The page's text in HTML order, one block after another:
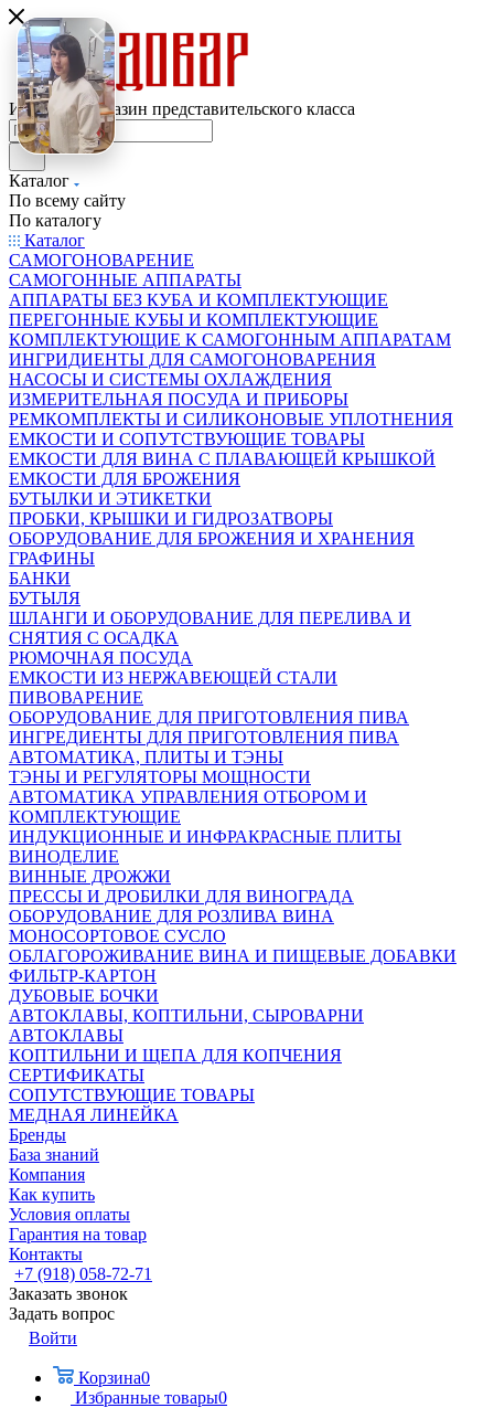
Интернет-магазин представительского класса
Каталог
По всему сайту
По каталогу
Каталог
САМОГОНОВАРЕНИЕ
САМОГОННЫЕ АППАРАТЫ
АППАРАТЫ БЕЗ КУБА И КОМПЛЕКТУЮЩИЕ
ПЕРЕГОННЫЕ КУБЫ И КОМПЛЕКТУЮЩИЕ
КОМПЛЕКТУЮЩИЕ К САМОГОННЫМ АППАРАТАМ
ИНГРИДИЕНТЫ ДЛЯ САМОГОНОВАРЕНИЯ
НАСОСЫ И СИСТЕМЫ ОХЛАЖДЕНИЯ
ИЗМЕРИТЕЛЬНАЯ ПОСУДА И ПРИБОРЫ
РЕМКОМПЛЕКТЫ И СИЛИКОНОВЫЕ УПЛОТНЕНИЯ
ЕМКОСТИ И СОПУТСТВУЮЩИЕ ТОВАРЫ
ЕМКОСТИ ДЛЯ ВИНА С ПЛАВАЮЩЕЙ КРЫШКОЙ
ЕМКОСТИ ДЛЯ БРОЖЕНИЯ
БУТЫЛКИ И ЭТИКЕТКИ
ПРОБКИ, КРЫШКИ И ГИДРОЗАТВОРЫ
ОБОРУДОВАНИЕ ДЛЯ БРОЖЕНИЯ И ХРАНЕНИЯ
ГРАФИНЫ
БАНКИ
БУТЫЛЯ
ШЛАНГИ И ОБОРУДОВАНИЕ ДЛЯ ПЕРЕЛИВА И
СНЯТИЯ С ОСАДКА
РЮМОЧНАЯ ПОСУДА
ЕМКОСТИ ИЗ НЕРЖАВЕЮЩЕЙ СТАЛИ
ПИВОВАРЕНИЕ
ОБОРУДОВАНИЕ ДЛЯ ПРИГОТОВЛЕНИЯ ПИВА
ИНГPЕДИЕНТЫ ДЛЯ ПРИГОТОВЛЕНИЯ ПИВА
АВТОМАТИКА, ПЛИТЫ И ТЭНЫ
ТЭНЫ И РЕГУЛЯТОРЫ МОЩНОСТИ
АВТОМАТИКА УПРАВЛЕНИЯ ОТБОРОМ И
КОМПЛЕКТУЮЩИЕ
ИНДУКЦИОННЫЕ И ИНФРАКРАСНЫЕ ПЛИТЫ
ВИНОДЕЛИЕ
ВИННЫЕ ДРОЖЖИ
ПРЕССЫ И ДРОБИЛКИ ДЛЯ ВИНОГРАДА
ОБОРУДОВАНИЕ ДЛЯ РОЗЛИВА ВИНА
МОНОСОРТОВОЕ СУСЛО
ОБЛАГОРОЖИВАНИЕ ВИНА И ПИЩЕВЫЕ ДОБАВКИ
ФИЛЬТР-КАРТОН
ДУБОВЫЕ БОЧКИ
АВТОКЛАВЫ, КОПТИЛЬНИ, СЫРОВАРНИ
АВТОКЛАВЫ
КОПТИЛЬНИ И ЩЕПА ДЛЯ КОПЧЕНИЯ
СЕРТИФИКАТЫ
СОПУТСТВУЮЩИЕ ТОВАРЫ
МЕДНАЯ ЛИНЕЙКА
Бренды
База знаний
Компания
Как купить
Условия оплаты
Гарантия на товар
Контакты
+7 (918) 058-72-71
Заказать звонок
Задать вопрос
Войти
Корзина0
Избранные товары0